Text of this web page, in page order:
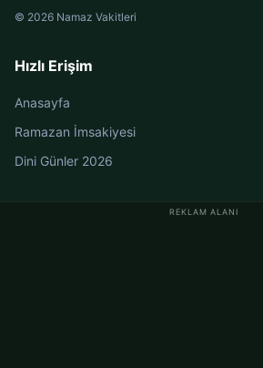
REKLAM ALANI
© 2026 Namaz Vakitleri
Hızlı Erişim
Anasayfa
Ramazan İmsakiyesi
Dini Günler 2026
Almanya Namaz Vakitleri